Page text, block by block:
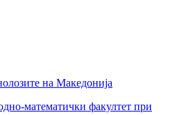
на Македонија
математички факултет при